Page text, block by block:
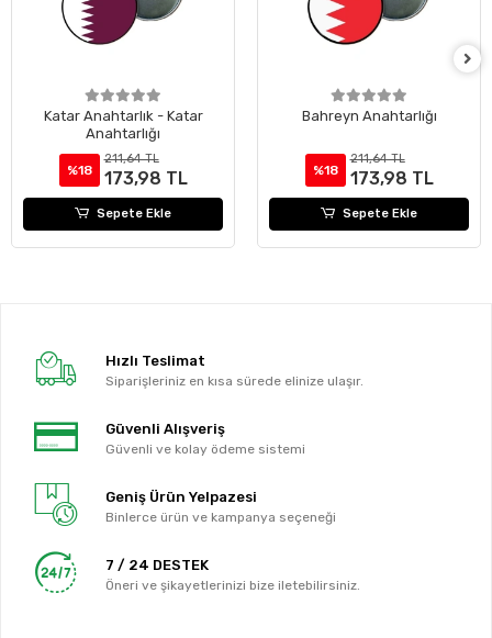
Katar Anahtarlık - Katar
Anahtarlığı
%18
211,64 TL
173,98 TL
Sepete Ekle
Bahreyn Anahtarlığı
%18
211,64 TL
173,98 TL
Sepete Ekle
Hızlı Teslimat
Siparişleriniz en kısa sürede elinize ulaşır.
Güvenli Alışveriş
Güvenli ve kolay ödeme sistemi
Geniş Ürün Yelpazesi
Binlerce ürün ve kampanya seçeneği
7 / 24 DESTEK
Öneri ve şikayetlerinizi bize iletebilirsiniz.